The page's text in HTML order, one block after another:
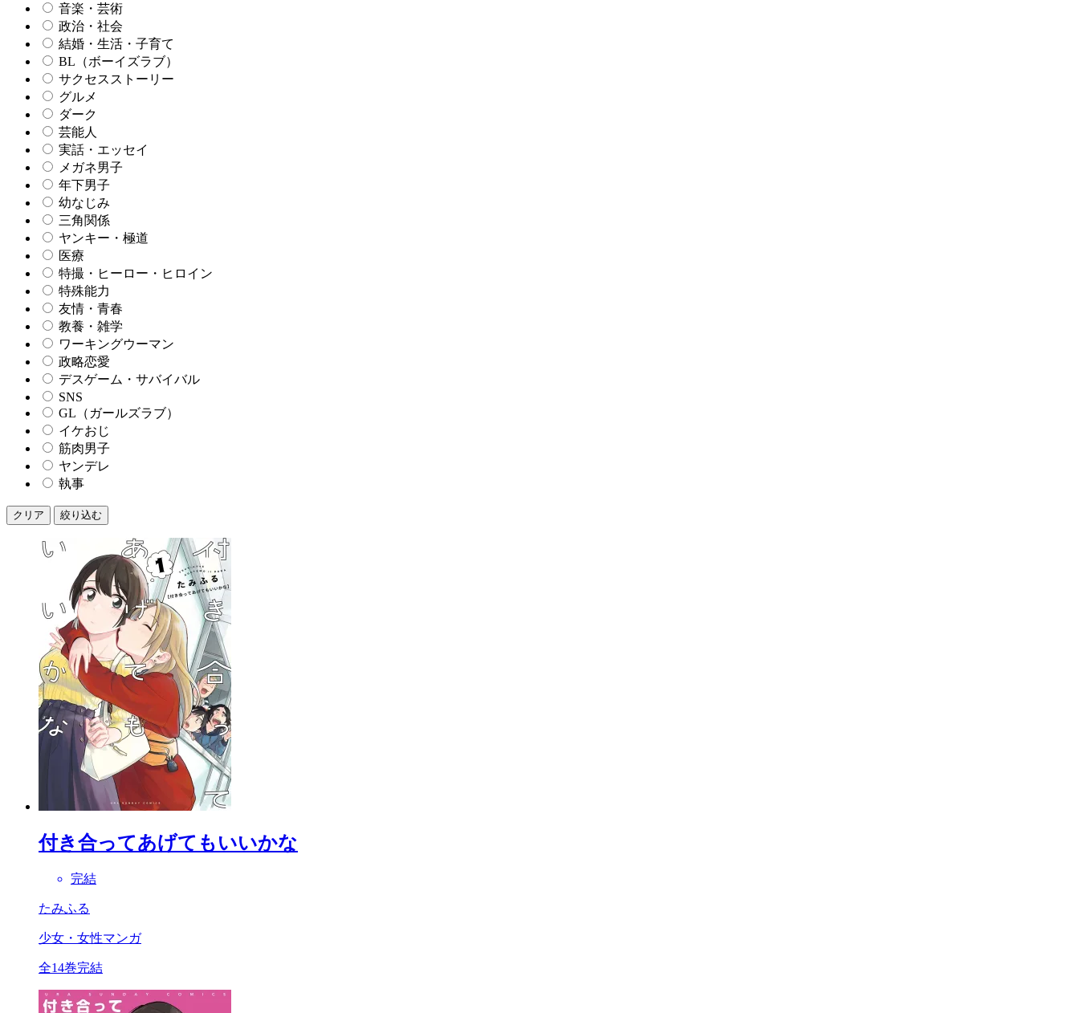
音楽・芸術
政治・社会
結婚・生活・子育て
BL（ボーイズラブ）
サクセスストーリー
グルメ
ダーク
芸能人
実話・エッセイ
メガネ男子
年下男子
幼なじみ
三角関係
ヤンキー・極道
医療
特撮・ヒーロー・ヒロイン
特殊能力
友情・青春
教養・雑学
ワーキングウーマン
政略恋愛
デスゲーム・サバイバル
SNS
GL（ガールズラブ）
イケおじ
筋肉男子
ヤンデレ
執事
クリア 絞り込む
付き合ってあげてもいいかな
完結
たみふる
少女・女性マンガ
全14巻完結